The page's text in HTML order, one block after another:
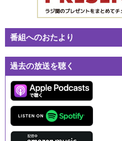
番組へのおたより
過去の放送を聴く